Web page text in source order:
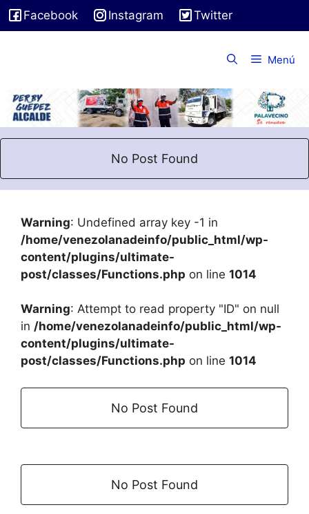
Saltar
Facebook Instagram Twitter
Menú
No Post Found
Warning: Undefined array key -1 in
/home/venezolanadeinfo/public_html/wp-
content/plugins/ultimate-
post/classes/Functions.php on line 1014
Warning: Attempt to read property "ID" on null
in /home/venezolanadeinfo/public_html/wp-
content/plugins/ultimate-
post/classes/Functions.php on line 1014
No Post Found
No Post Found